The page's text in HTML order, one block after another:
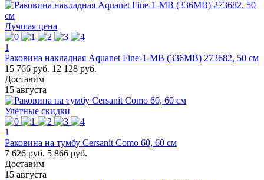
Лучшая цена
1
Раковина накладная Aquanet Fine-1-MB (336MB) 273682, 50 см
15 766 руб. 12 128 руб.
Доставим
15 августа
Улётные скидки
1
Раковина на тумбу Cersanit Como 60, 60 см
7 626 руб. 5 866 руб.
Доставим
15 августа